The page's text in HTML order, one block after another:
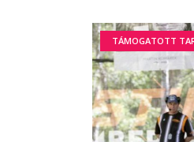
TÁMOGATOTT